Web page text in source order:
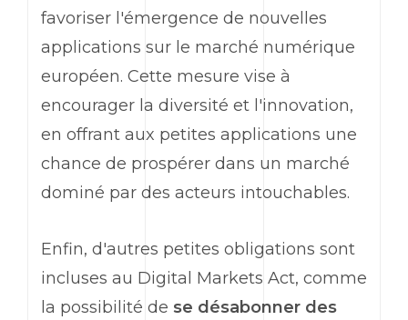
favoriser l'émergence de nouvelles
applications sur le marché numérique
européen. Cette mesure vise à
encourager la diversité et l'innovation,
en offrant aux petites applications une
chance de prospérer dans un marché
dominé par des acteurs intouchables.
Enfin, d'autres petites obligations sont
incluses au Digital Markets Act, comme
la possibilité de se désabonner des